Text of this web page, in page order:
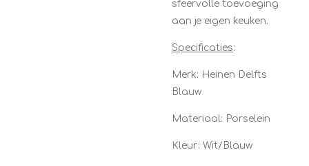
sfeervolle toevoeging
aan je eigen keuken.
Specificaties:
Merk: Heinen Delfts
Blauw
Materiaal: Porselein
Kleur: Wit/Blauw